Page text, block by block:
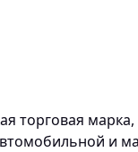
торговая
и